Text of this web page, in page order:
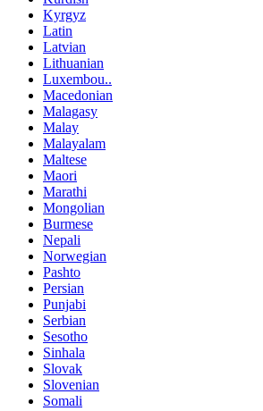
Kyrgyz
Latin
Latvian
Lithuanian
Luxembou..
Macedonian
Malagasy
Malay
Malayalam
Maltese
Maori
Marathi
Mongolian
Burmese
Nepali
Norwegian
Pashto
Persian
Punjabi
Serbian
Sesotho
Sinhala
Slovak
Slovenian
Somali